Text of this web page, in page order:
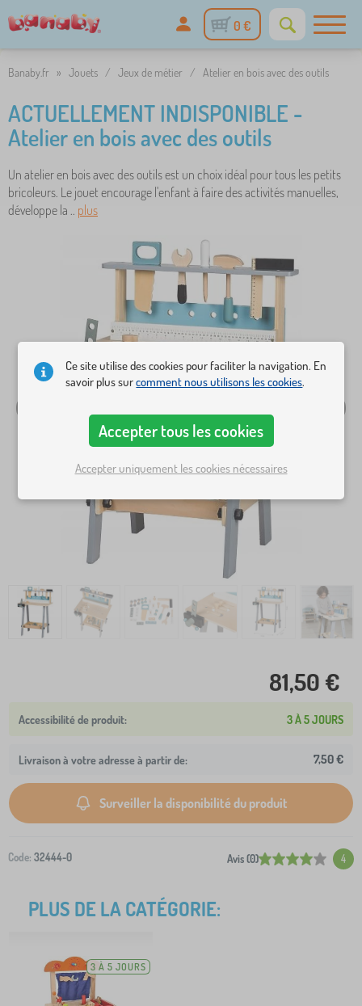
0 €
Banaby.fr » Jouets / Jeux de métier / Atelier en bois avec des outils
ACTUELLEMENT INDISPONIBLE -
Atelier en bois avec des outils
Un atelier en bois avec des outils est un choix idéal pour tous les petits
bricoleurs. Le jouet encourage l'enfant à faire des activités manuelles,
développe la .. plus
81,50 €
3 À 5 JOURS
Livraison à votre adresse à partir de: 7,50 €
Surveiller la disponibilité du produit
Code: 32444-0 Avis (0) 4
PLUS DE LA CATÉGORIE:
3 À 5 JOURS
Ce site utilise des cookies pour faciliter la navigation. En
savoir plus surcomment nous utilisons les cookies.
Accepter tous les cookies
Accepter uniquement les cookies nécessaires